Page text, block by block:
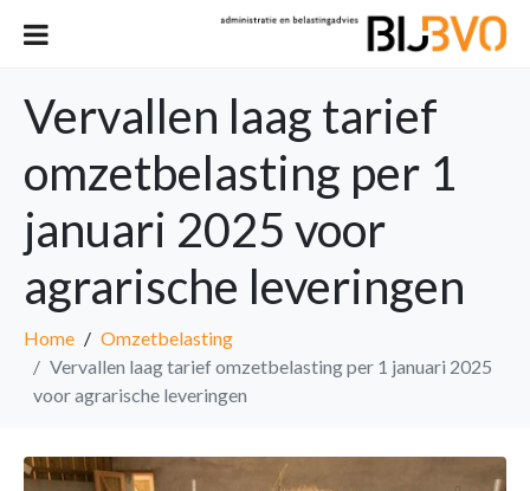
Vervallen laag tarief
omzetbelasting per 1
januari 2025 voor
agrarische leveringen
Home
Omzetbelasting
Vervallen laag tarief omzetbelasting per 1 januari 2025
voor agrarische leveringen